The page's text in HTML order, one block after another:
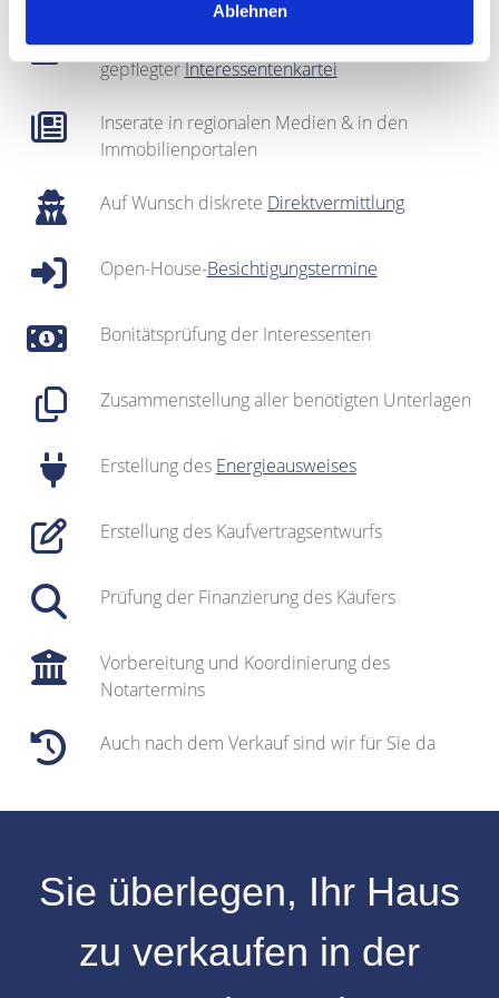
Ablehnen
Regionales Netzwerk inklusive sehr gut
gepflegterInteressentenkartei
Inserate in regionalen Medien & in den
Immobilienportalen
Auf Wunsch diskrete Direktvermittlung
Open-House-Besichtigungstermine
Bonitätsprüfung der Interessenten
Zusammenstellung aller benötigten Unterlagen
Erstellung des Energieausweises
Erstellung des Kaufvertragsentwurfs
Prüfung der Finanzierung des Käufers
Vorbereitung und Koordinierung des
Notartermins
Auch nach dem Verkauf sind wir für Sie da
Sie überlegen, Ihr Haus
zu verkaufen in der